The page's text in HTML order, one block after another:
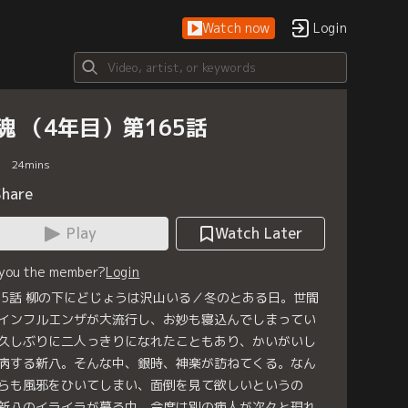
Watch now Login
（4年目）第165話
24mins
Play
Watch Later
the member?Login
話 柳の下にどじょうは沢山いる／冬のとある日。世間
ンフルエンザが大流行し、お妙も寝込んでしまってい
しぶりに二人っきりになれたこともあり、かいがいし
する新八。そんな中、銀時、神楽が訪ねてくる。なん
も風邪をひいてしまい、面倒を見て欲しいというの